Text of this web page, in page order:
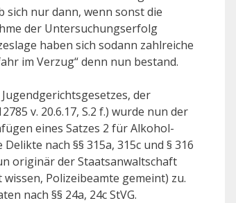
nur dann, wenn sonst die
der Untersuchungserfolg
haben sich sodann zahlreiche
im Verzug“ denn nun bestand.
der
v. 20.6.17, S.2 f.) wurde nun der
eines Satzes 2 für Alkohol-
nach §§ 315a, 315c und § 316
originär der Staatsanwaltschaft
Polizeibeamte gemeint) zu.
nach §§ 24a, 24c StVG.